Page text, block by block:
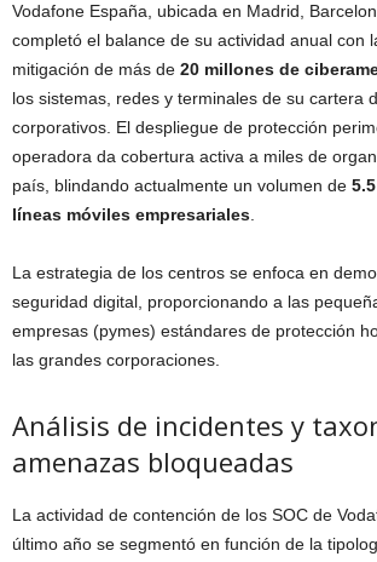
Vodafone España, ubicada en Madrid,
completó el balance de su actividad anual con
mitigación de más de 20 millones de
los sistemas, redes y terminales de su cartera
corporativos. El despliegue de protección
operadora da cobertura activa a miles de
país, blindando actualmente un volumen de
líneas móviles empresariales.
La estrategia de los centros se enfoca en
seguridad digital, proporcionando a las
empresas (pymes) estándares de protección
las grandes corporaciones.
Análisis de incidentes y
amenazas bloqueadas
La actividad de contención de los SOC de
último año se segmentó en función de la